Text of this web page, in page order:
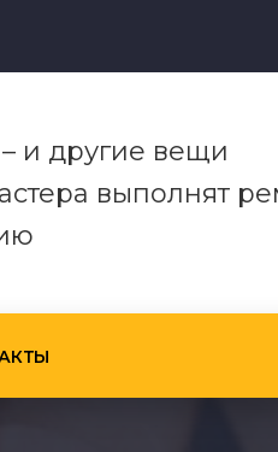
– и другие вещи
выполнят